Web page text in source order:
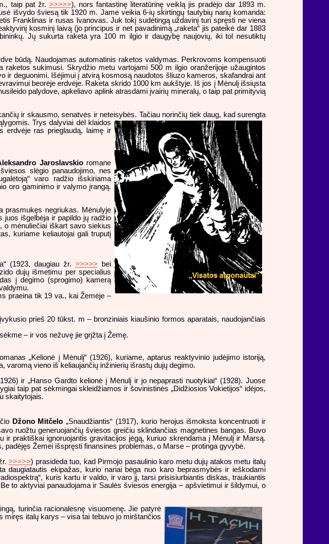
taip pat žr. >>>>>), nors fantastinę literatūrinę veiklą jis pradėjo dar 1893 m.
išvydo šviesą tik 1920 m. Jame veikia 6-ių skirtingų tautybių narių komanda:
Franklinas ir rusas Ivanovas. Juk tokį sudėtingą uždavinį turi spręsti ne viena
kosminį laivą (jo principus ir net pavadinimą „raketa“ jis pateikė dar 1883
Jų sukurta raketa yra 100 m ilgio ir daugybę naujovių, iki tol nesutiktų
būdą. Naudojamas automatinis raketos valdymas. Perkrovoms kompensuoti
sukimusi. Skrydžio metu vartojami 500 m ilgio oranžerijoje užaugintos
deguonimi. Išėjimui į atvirą kosmosą naudotos šliuzo kameros, skafandrai ant
beorėje erdvėje. Raketa skrido 1000 km aukštyje. Iš jos į Mėnulį išsiųsta
palydove, apkeliavo aplink atrasdami įvairių mineralų, o taip pat primityvią
ir skausmo, senatvės ir neteisybės. Tačiau norinčių tiek daug, kad surengta
Trys dalyviai dėl klaidos
erdvėje ras prieglaudą, laimę ir
Jaroslavskioromane
slėgio panaudojimo, nes
varo radžio išskiriama
oro gaminimo ir valymo įrangą.
prasmukęs negriukas. Mėnulyje
išgelbėja ir papildo jų radžio
o mėnuliečiai iškart savo siekius
kuriame keliautojai gali truputį
(1923, daugiau žr. >>>>> bei
dujų išmetimu per specialius
į degimo (sprogimo) kamerą
praeina tik 19 va., kai Žemėje –
prieš 20 tūkst. m – bronziniais kiaušinio formos aparatais, naudojančiais
– ir vos nežuvę jie grįžta į Žemę.
„Kelionė į Mėnulį“ (1926), kuriame, aptarus reaktyvinio judėjimo istoriją,
varomą vieno iš keliaujančių inžinierių išrastų dujų degimo.
ir „Hanso Gardto kelionė į Mėnulį ir jo nepaprasti nuotykiai“ (1928). Juose
taip pat sėkmingai skleidžiamos ir šovinistinės „Didžiosios Vokietijos“ idėjos,
skaitytojais.
Džono Mitčelo „Snaudžiantis“ (1917), kurio herojus išmoksta koncentruoti ir
ruožtu generuojančių šviesos greičiu sklindančias magnetines bangas. Buvo
praktiškai ignoruojantis gravitacijos jėgą, kuriuo skrendama į Mėnulį ir Marsą.
Žemei išspręsti finansines problemas, o Marse – protinga gyvybė.
>>>>>) prasideda tuo, kad Pirmojo pasaulinio karo metu dujų atakos metu italų
ekipažas, kurio nariai bėga nuo karo beprasmybės ir ieškodami
kuris kartu ir valdo, ir varo jį, tarsi prisisiurbiantis diskas, traukiantis
to aktyviai panaudojama ir Saulės šviesos energija – apšvietimui ir šildymui, o
turinčia racionalesnę visuomenę. Jie patyrė
miręs italų karys – visa tai tebuvo jo mirštančios